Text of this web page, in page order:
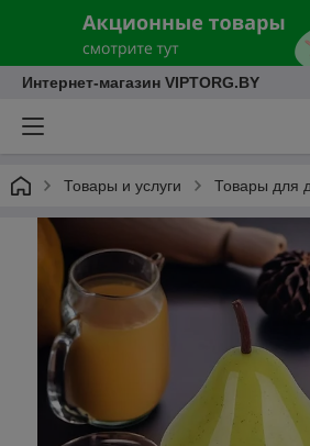
Интернет-магазин VIPTORG.BY
Товары и услуги Товары для